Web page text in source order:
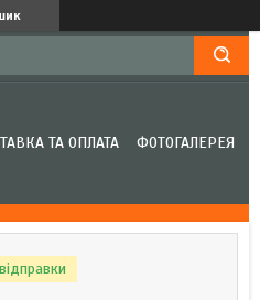
ТА ОПЛАТА ФОТОГАЛЕРЕЯ